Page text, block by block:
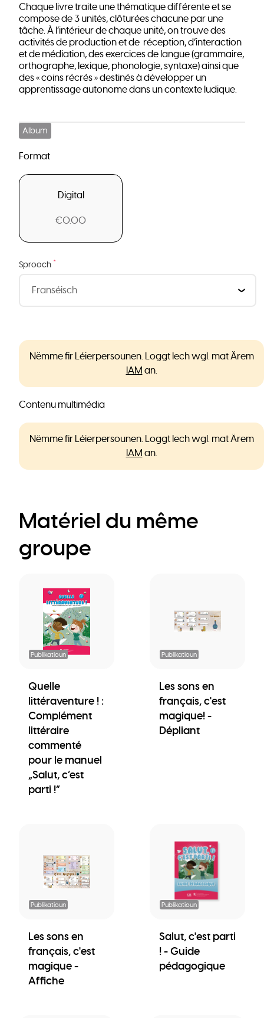
Chaque livre traite une thématique différente et se
compose de 3 unités, clôturées chacune par une
tâche. À l’intérieur de chaque unité, on trouve des
activités de production et de réception, d’interaction
et de médiation, des exercices de langue (grammaire,
orthographe, lexique, phonologie, syntaxe) ainsi que
des « coins récrés » destinés à développer un
apprentissage autonome dans un contexte ludique.
Album
Format
Digital
€0.00
Sprooch *
Nëmme fir Léierpersounen. Loggt Iech wgl. mat Ärem
IAM an.
Contenu multimédia
Nëmme fir Léierpersounen. Loggt Iech wgl. mat Ärem
IAM an.
Matériel du même
groupe
Publikatioun
Quelle
littéraventure ! :
Complément
littéraire
commenté
pour le manuel
„Salut, c’est
parti !“
Publikatioun
Les sons en
français, c'est
magique! -
Dépliant
Publikatioun
Les sons en
français, c'est
magique -
Affiche
Publikatioun
Salut, c'est parti
! - Guide
pédagogique